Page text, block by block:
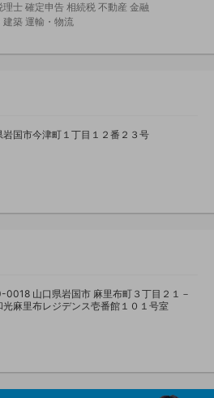
理士確定申告 相続税 不動産 金融
建築 運輸・物流
岩国市今津町１丁目１２番２３号
0018 山口県岩国市 麻里布町３丁目２１－
光麻里布レジデンス壱番館１０１号室